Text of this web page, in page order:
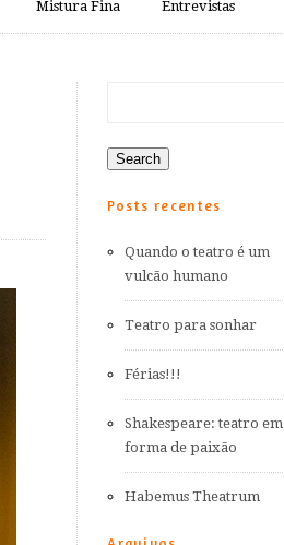
Mistura Fina Entrevistas
Posts recentes
Quando o teatro é um
vulcão humano
Teatro para sonhar
Férias!!!
Shakespeare: teatro em
forma de paixão
Habemus Theatrum